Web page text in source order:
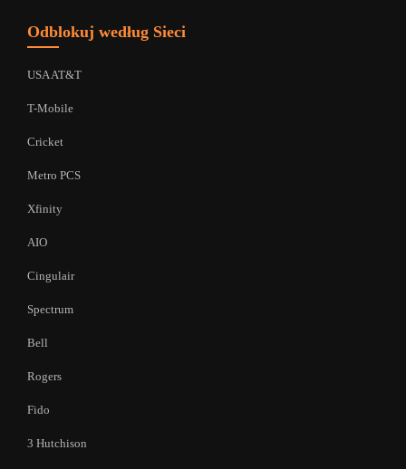
Odblokuj według Sieci
USA AT&T
T-Mobile
Cricket
Metro PCS
Xfinity
AIO
Cingulair
Spectrum
Bell
Rogers
Fido
3 Hutchison